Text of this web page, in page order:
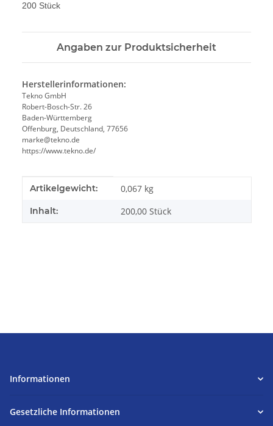
200 Stück
Angaben zur Produktsicherheit
Herstellerinformationen:
Tekno GmbH
Robert-Bosch-Str. 26
Baden-Württemberg
Offenburg, Deutschland, 77656
marke@tekno.de
https://www.tekno.de/
Produkteigenschaft
Wert
Artikelgewicht: 0,067 kg
Inhalt: 200,00 Stück
Informationen
Gesetzliche Informationen